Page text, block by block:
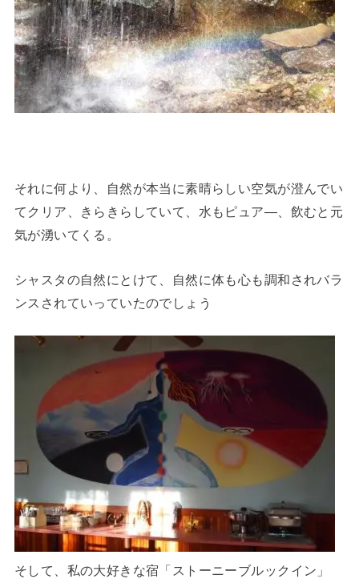
それに何より、自然が本当に素晴らしい空気が澄んでい
てクリア、きらきらしていて、水もピュア―、飲むと元
気が湧いてくる。
シャスタの自然にとけて、自然に体も心も調和されバラ
ンスされていっていたのでしょう
そして、私の大好きな宿「ストーニーブルックイン」